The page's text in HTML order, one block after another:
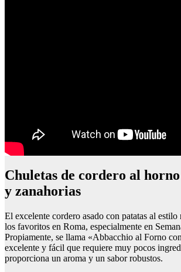
Chuletas de cordero al
y zanahorias
El excelente cordero asado con patatas al estilo
los favoritos en Roma, especialmente en
Propiamente, se llama «Abbacchio al Forno
excelente y fácil que requiere muy pocos
proporciona un aroma y un sabor robustos.